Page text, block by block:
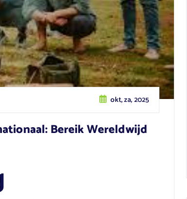
okt, za, 2025
Bereik Wereldwijd